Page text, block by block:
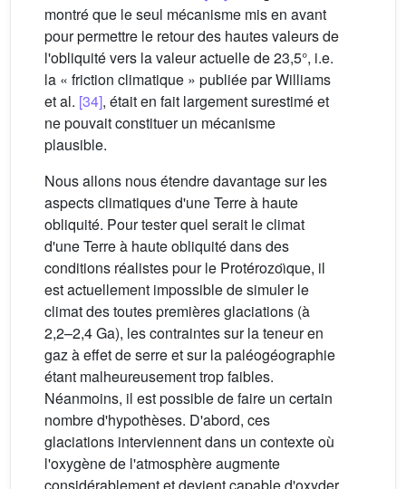
montré que le seul mécanisme mis en avant
pour permettre le retour des hautes valeurs de
l'obliquité vers la valeur actuelle de 23,5°, i.e.
la « friction climatique » publiée par Williams
et al. [34], était en fait largement surestimé et
ne pouvait constituer un mécanisme
plausible.
Nous allons nous étendre davantage sur les
aspects climatiques d'une Terre à haute
obliquité. Pour tester quel serait le climat
d'une Terre à haute obliquité dans des
conditions réalistes pour le Protérozoı̈que, il
est actuellement impossible de simuler le
climat des toutes premières glaciations (à
2,2–2,4 Ga), les contraintes sur la teneur en
gaz à effet de serre et sur la paléogéographie
étant malheureusement trop faibles.
Néanmoins, il est possible de faire un certain
nombre d'hypothèses. D'abord, ces
glaciations interviennent dans un contexte où
l'oxygène de l'atmosphère augmente
considérablement et devient capable d'oxyder